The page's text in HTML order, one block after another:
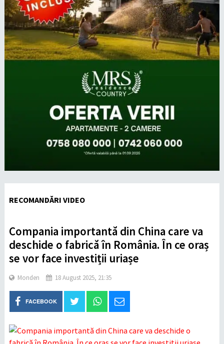
RECOMANDĂRI VIDEO
Compania importantă din China care va
deschide o fabrică în România. În ce oraș
se vor face investiții uriașe
Monden 18 August 2025, 21:35
FACEBOOK